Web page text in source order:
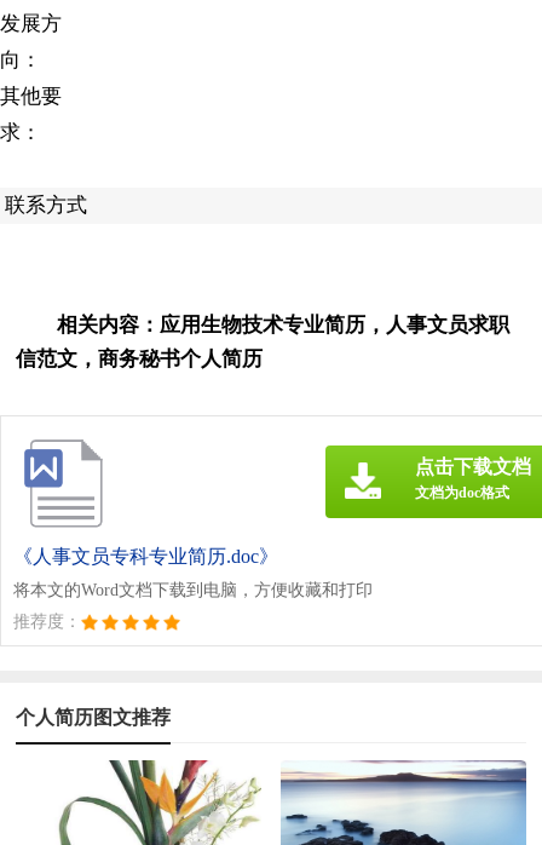
发展方
向：
其他要
求：
联系方式
相关内容： 应用生物技术专业简历 ， 人事文员求职
信范文 ，商务秘书个人简历
《人事文员专科专业简历.doc》
将本文的Word文档下载到电脑，方便收藏和打印
推荐度：
点击下载文档
文档为doc格式
个人简历图文推荐